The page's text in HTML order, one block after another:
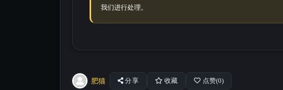
我们进行处理。
肥猫 分享 收藏 点赞(0)